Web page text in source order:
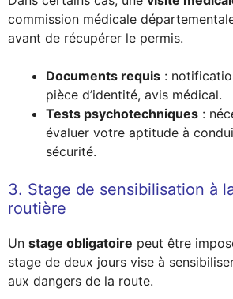
commission médicale
avant de récupérer le permis.
Documents requis :
pièce d’identité, avis médical.
Tests psychotechniques :
évaluer votre aptitude à
sécurité.
3. Stage de sensibilisation à
routière
Un stage obligatoire peut être
stage de deux jours vise à
aux dangers de la route.